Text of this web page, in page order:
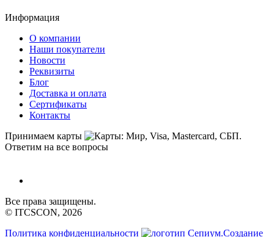
Информация
О компании
Наши покупатели
Новости
Реквизиты
Блог
Доставка и оплата
Сертификаты
Контакты
Принимаем карты
Ответим на все вопросы
Все права защищены.
© ITCSCON, 2026
Политика конфиденциальности
Создание